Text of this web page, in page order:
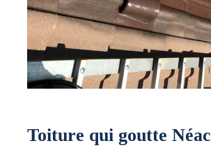
Toiture qui goutte Néac